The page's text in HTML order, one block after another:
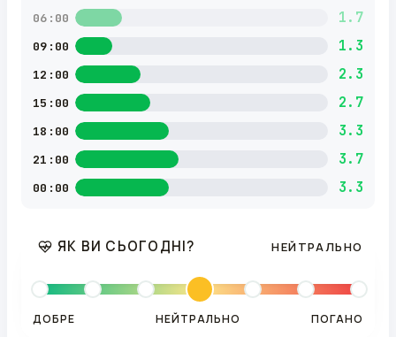
06:00 1.7
09:00 1.3
12:00 2.3
15:00 2.7
18:00 3.3
21:00 3.7
00:00 3.3
ЯК ВИ СЬОГОДНІ? НЕЙТРАЛЬНО
ДОБРЕ НЕЙТРАЛЬНО ПОГАНО